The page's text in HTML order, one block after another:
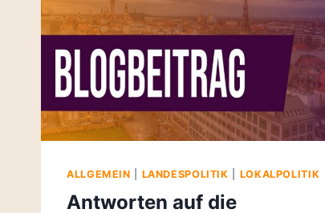
ALLGEMEIN LANDESPOLITIK LOKALPOLITIK
Antworten auf die